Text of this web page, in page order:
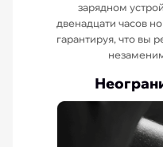
зарядном
двенадцати часов
гарантируя, что вы